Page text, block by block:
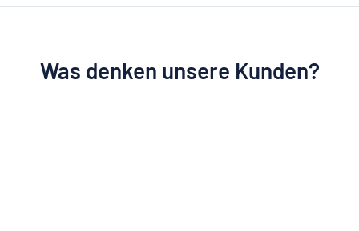
Was denken unsere Kunden?